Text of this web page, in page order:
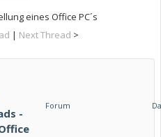
eines Office PC´s
| Next Thread >
-
Forum